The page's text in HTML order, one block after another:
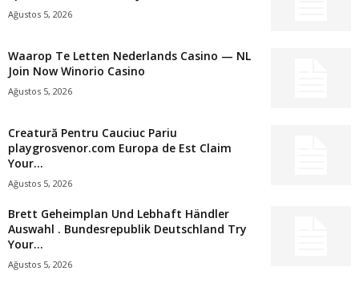
Ağustos 5, 2026
Waarop Te Letten Nederlands Casino — NL
Join Now Winorio Casino
Ağustos 5, 2026
Creatură Pentru Cauciuc Pariu
playgrosvenor.com Europa de Est Claim
Your...
Ağustos 5, 2026
Brett Geheimplan Und Lebhaft Händler
Auswahl . Bundesrepublik Deutschland Try
Your...
Ağustos 5, 2026